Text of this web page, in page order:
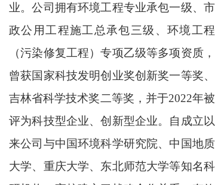
业。公司拥有环境工程专业承包一级、市
政公用工程施工总承包三级、环境工程
（污染修复工程）专项乙级等多项资质，
曾获国家科技发明创业奖创新奖一等奖、
吉林省科学技术奖二等奖，并于2022年被
评为科技型企业、创新型企业。自成立以
来公司与中国环境科学研究院、中国地质
大学、重庆大学、东北师范大学等知名科